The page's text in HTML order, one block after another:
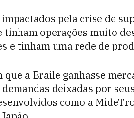
impactados pela crise de
tinham operações muito
e tinham uma rede de
que a Braile ganhasse
deixadas por
como a